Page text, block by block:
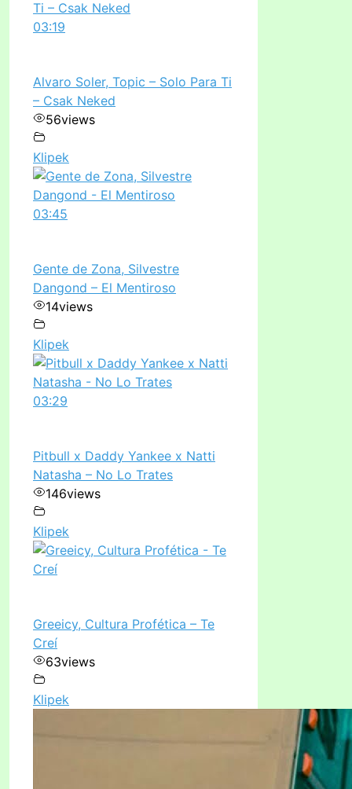
03:19
Alvaro Soler, Topic – Solo Para Ti
– Csak Neked
56views
Klipek
03:45
Gente de Zona, Silvestre
Dangond – El Mentiroso
14views
Klipek
03:29
Pitbull x Daddy Yankee x Natti
Natasha – No Lo Trates
146views
Klipek
Greeicy, Cultura Profética – Te
Creí
63views
Klipek